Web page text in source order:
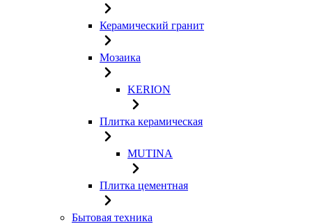
Керамический гранит
Мозаика
KERION
Плитка керамическая
MUTINA
Плитка цементная
Бытовая техника